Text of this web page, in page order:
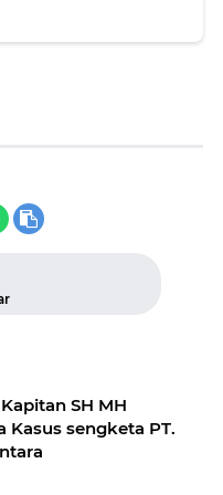
SH MH
Kasus sengketa PT.